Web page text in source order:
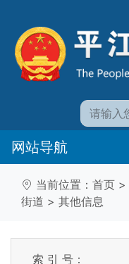
网站导航
当前位置： 首页 >
街道 > 其他信息
索 引 号：